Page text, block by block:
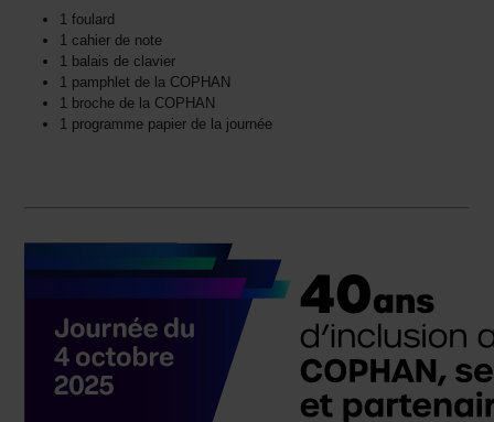
1 foulard
1 cahier de note
1 balais de clavier
1 pamphlet de la COPHAN
1 broche de la COPHAN
1 programme papier de la journée